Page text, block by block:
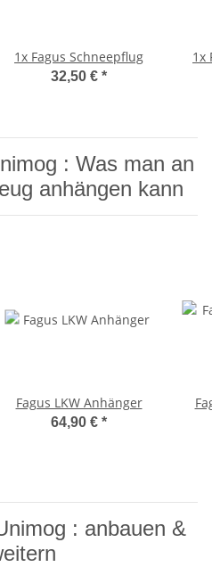
1x Fagus Schneepflug
32,50 € *
1x
: Was man an
anhängen kann
Fagus LKW Anhänger
64,90 € *
: anbauen &